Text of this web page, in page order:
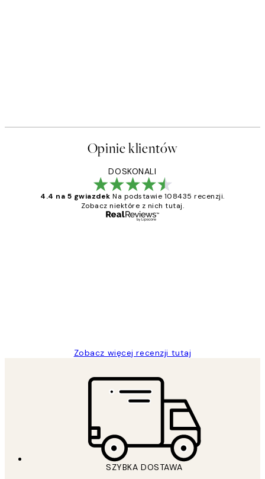
Opinie klientów
DOSKONALI
4.4 na 5 gwiazdek Na podstawie 108435 recenzji.
Zobacz niektóre z nich tutaj.
Zobacz więcej recenzji tutaj
SZYBKA DOSTAWA